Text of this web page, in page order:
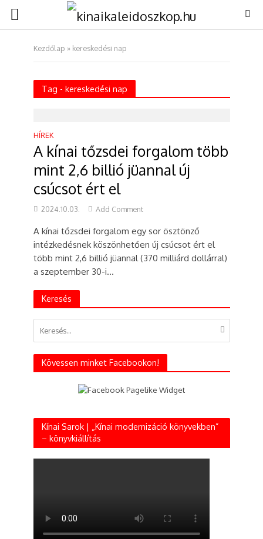
Kezdőlap » kereskedési nap
Tag - kereskedési nap
HÍREK
A kínai tőzsdei forgalom több
mint 2,6 billió jüannal új
csúcsot ért el
2024.10.03. Add Comment
A kínai tőzsdei forgalom egy sor ösztönző
intézkedésnek köszönhetően új csúcsot ért el
több mint 2,6 billió jüannal (370 milliárd dollárral)
a szeptember 30-i...
Keresés
Kövessen minket Facebookon!
Kínai Sarok | „Kínai modernizáció könyvekben”
– könyvkiállítás